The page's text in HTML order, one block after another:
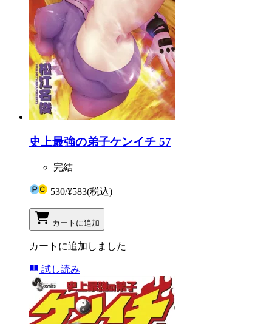
史上最強の弟子ケンイチ 57
完結
530/¥583(税込)
カートに追加
カートに追加しました
試し読み